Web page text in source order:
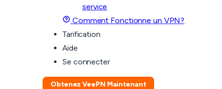
service
Comment Fonctionne un VPN?
Tarification
Aide
Se connecter
Obtenez VeePN Maintenant